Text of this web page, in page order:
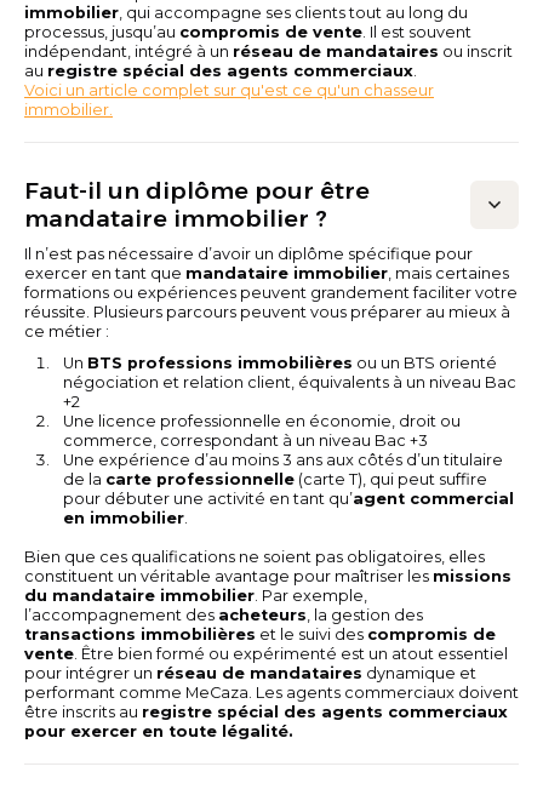
immobilier , qui accompagne ses clients tout au long du
processus, jusqu’au compromis de vente . Il est souvent
indépendant, intégré à un réseau de mandataires ou inscrit
au registre spécial des agents commerciaux
Voici un article complet sur qu'est ce qu'un chasseur
immobilier.
Faut-il un diplôme pour être
mandataire immobilier ?
Il n’est pas nécessaire d’avoir un diplôme spécifique pour
exercer en tant que mandataire immobilier , mais certaines
formations ou expériences peuvent grandement faciliter votre
réussite. Plusieurs parcours peuvent vous préparer au mieux à
ce métier :
Un BTS professions immobilières ou un BTS orienté
négociation et relation client, équivalents à un niveau Bac
+2
Une licence professionnelle en économie, droit ou
commerce, correspondant à un niveau Bac +3
Une expérience d’au moins 3 ans aux côtés d’un titulaire
de la carte professionnelle (carte T), qui peut suffire
pour débuter une activité en tant qu’agent commercial
en immobilier
Bien que ces qualifications ne soient pas obligatoires, elles
constituent un véritable avantage pour maîtriser les missions
du mandataire immobilier . Par exemple,
l’accompagnement des acheteurs , la gestion des
transactions immobilières et le suivi des compromis de
vente . Être bien formé ou expérimenté est un atout essentiel
pour intégrer un réseau de mandataires dynamique et
performant comme MeCaza. Les agents commerciaux doivent
être inscrits au registre spécial des agents commerciaux
pour exercer en toute légalité.